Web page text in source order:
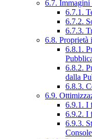
6.7. Immagini
6.7.1.
6.7.2.
6.7.3.
6.8. Proprietà
6.8.1.
6.8.2.
dalla
6.8.3.
6.9.
6.9.1. I
6.9.2. I
6.9.3.
Console